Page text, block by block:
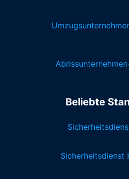
Beliebte
Sicherheitsdienst